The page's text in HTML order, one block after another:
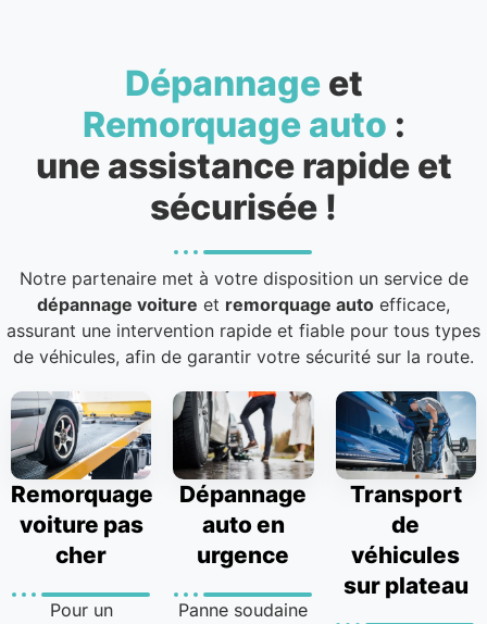
Dépannageet
Remorquage auto :
une assistance rapide et
sécurisée !
Notre partenaire met à votre disposition un service de
dépannage voiture et remorquage auto efficace,
assurant une intervention rapide et fiable pour tous types
de véhicules, afin de garantir votre sécurité sur la route.
Remorquage
voiture pas
cher
Pour un
Dépannage
auto en
urgence
Panne soudaine
Transport
de
véhicules
sur plateau